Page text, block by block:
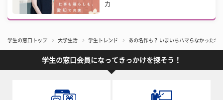
力
学生の窓口トップ 大学生活 学生トレンド あの名作も？ いまいちハマらなかった名
学生の窓口会員になってきっかけを探そう！